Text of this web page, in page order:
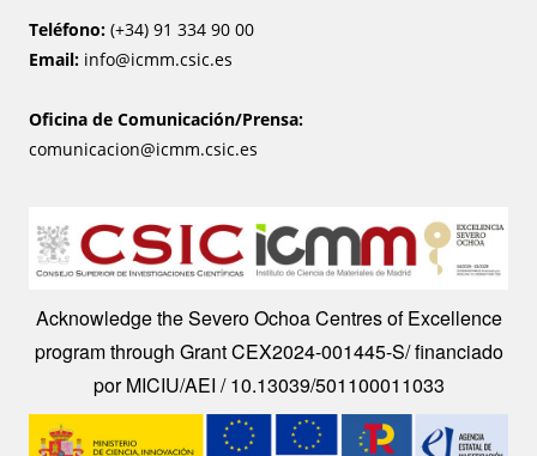
Teléfono: (+34) 91 334 90 00
Email: info@icmm.csic.es
Oficina de Comunicación/Prensa:
comunicacion@icmm.csic.es
Image
Acknowledge the Severo Ochoa Centres of Excellence
program through Grant CEX2024-001445-S/ financiado
por MICIU/AEI / 10.13039/501100011033
Image